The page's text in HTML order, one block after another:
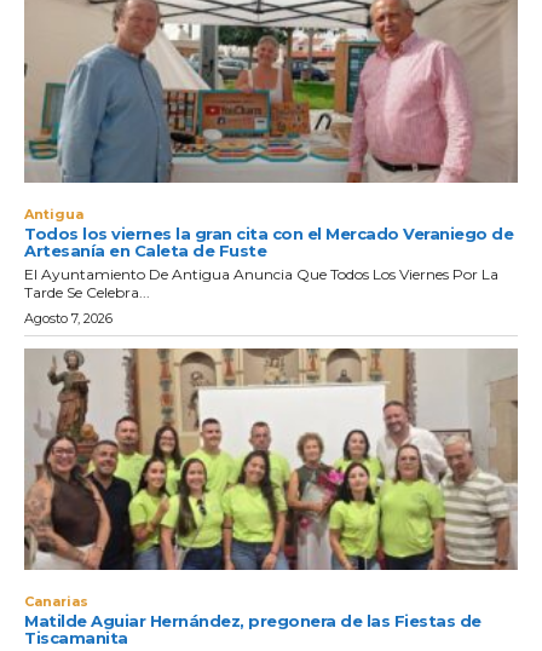
Antigua
Todos los viernes la gran cita con el Mercado Veraniego de
Artesanía en Caleta de Fuste
El Ayuntamiento De Antigua Anuncia Que Todos Los Viernes Por La
Tarde Se Celebra...
Agosto 7, 2026
Canarias
Matilde Aguiar Hernández, pregonera de las Fiestas de
Tiscamanita